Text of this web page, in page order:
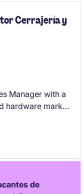
Cerrajería y
Manager with a
hardware market
de